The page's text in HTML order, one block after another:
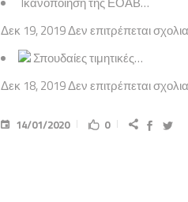
Δεκ 19, 2019 Δεν επιτρέπεται
Σπουδαίες τιμητικές…
Δεκ 18, 2019 Δεν επιτρέπεται
14/01/2020 0